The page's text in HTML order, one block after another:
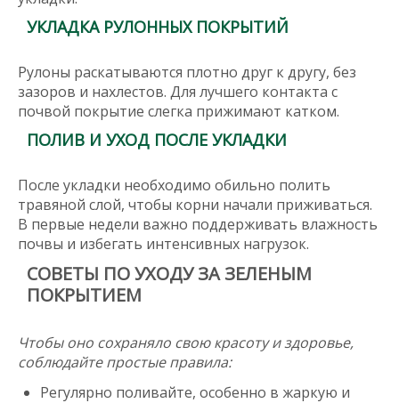
УКЛАДКА РУЛОННЫХ ПОКРЫТИЙ
Рулоны раскатываются плотно друг к другу, без
зазоров и нахлестов. Для лучшего контакта с
почвой покрытие слегка прижимают катком.
ПОЛИВ И УХОД ПОСЛЕ УКЛАДКИ
После укладки необходимо обильно полить
травяной слой, чтобы корни начали приживаться.
В первые недели важно поддерживать влажность
почвы и избегать интенсивных нагрузок.
СОВЕТЫ ПО УХОДУ ЗА ЗЕЛЕНЫМ
ПОКРЫТИЕМ
Чтобы оно сохраняло свою красоту и здоровье,
соблюдайте простые правила:
Регулярно поливайте, особенно в жаркую и